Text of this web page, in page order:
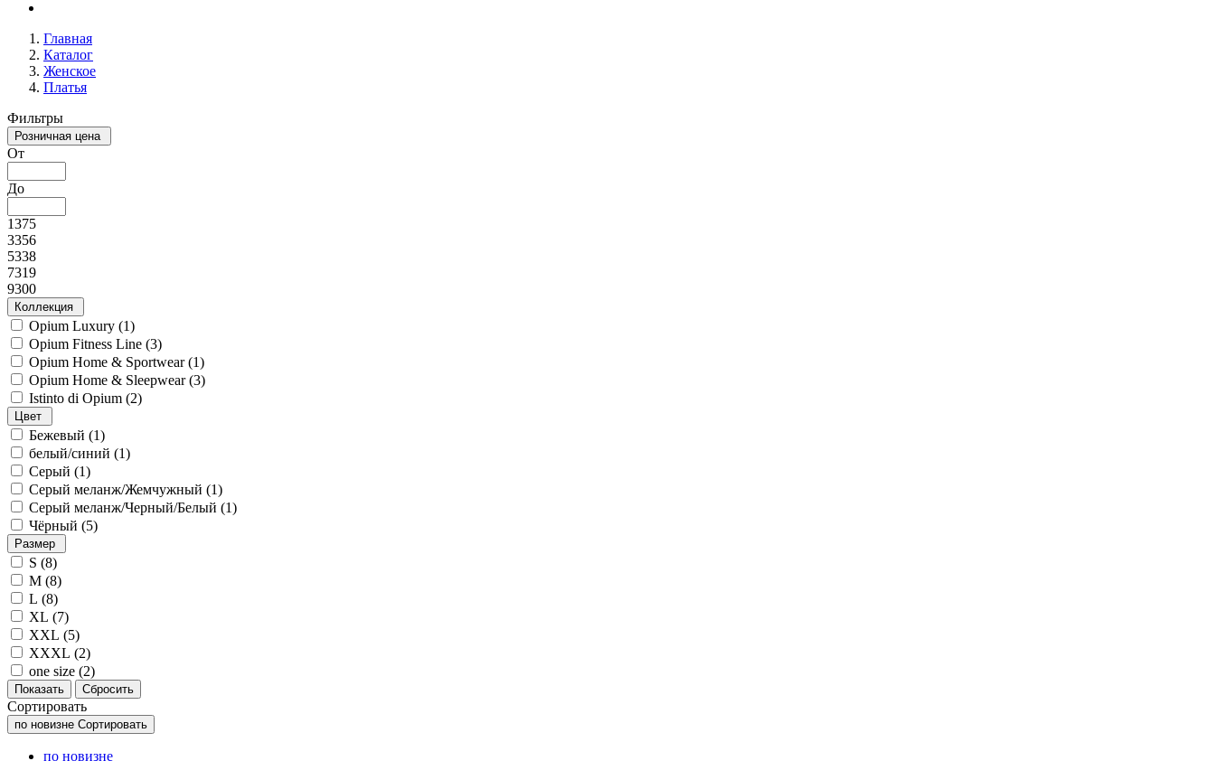
Главная
Каталог
Женское
Платья
Фильтры
Розничная цена
От
До
1375
3356
5338
7319
9300
Коллекция
Opium Luxury (1)
Opium Fitness Line (3)
Opium Home & Sportwear (1)
Opium Home & Sleepwear (3)
Istinto di Opium (2)
Цвет
Бежевый (1)
белый/синий (1)
Серый (1)
Серый меланж/Жемчужный (1)
Серый меланж/Черный/Белый (1)
Чёрный (5)
Размер
S (8)
M (8)
L (8)
XL (7)
XXL (5)
XXXL (2)
one size (2)
Сортировать
по новизне Сортировать
по новизне